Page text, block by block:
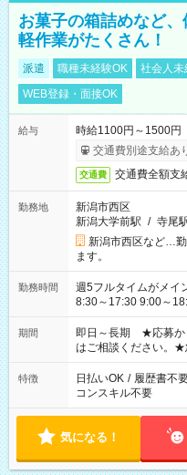
お菓子の箱詰めなど
軽作業がたくさん！
派遣 職種未経験OK 社会人未
WEB登録・面接OK
給与
時給1100円～1500
交通費別途支給あ
交通費 交通費全額支
勤務地
新潟市西区
新潟大学前駅 / 寺尾
新潟市西区など…
ます。
勤務時間
週5フルタイムがメインです！ ＜勤務時間の
8:30～17:30 9:00～
その他にも勤務時間
ご希望を教えてくださ
期間
即日～長期 ★応募か
はご相談ください。★
特徴 日払いOK / 履歴書不
コンスキル不要
気になる！